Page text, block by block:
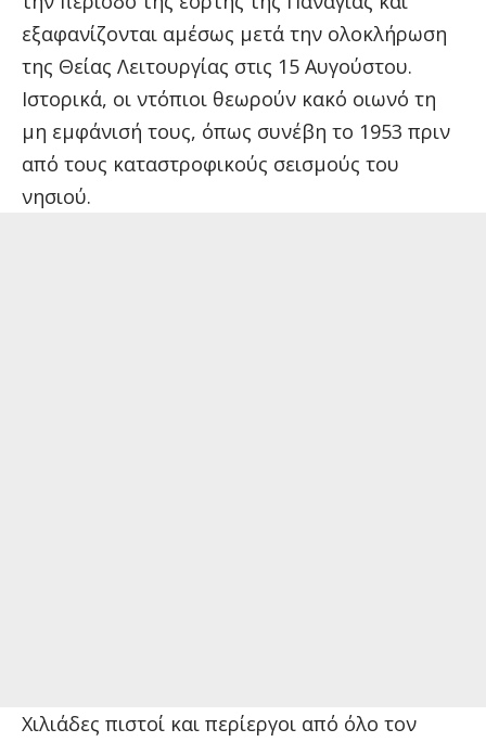
εξαφανίζονται αμέσως μετά την ολοκλήρωση
της Θείας Λειτουργίας στις 15 Αυγούστου.
Ιστορικά, οι ντόπιοι θεωρούν κακό οιωνό τη
μη εμφάνισή τους, όπως συνέβη το 1953 πριν
από τους καταστροφικούς σεισμούς του
νησιού.
Χιλιάδες πιστοί και περίεργοι από όλο τον